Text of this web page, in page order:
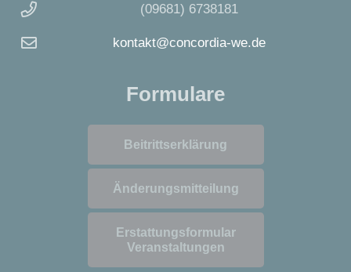
(09681) 6738181
kontakt@concordia-we.de
Formulare
Beitrittserklärung
Änderungsmitteilung
Erstattungsformular
Veranstaltungen